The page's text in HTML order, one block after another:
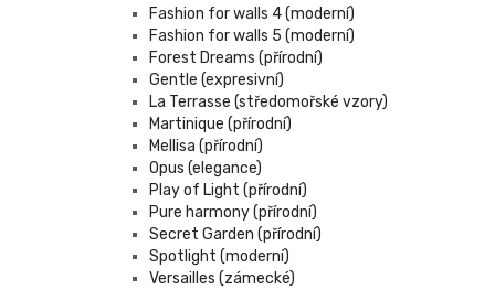
Fashion for walls 4 (moderní)
Fashion for walls 5 (moderní)
Forest Dreams (přírodní)
Gentle (expresivní)
La Terrasse (středomořské vzory)
Martinique (přírodní)
Mellisa (přírodní)
Opus (elegance)
Play of Light (přírodní)
Pure harmony (přírodní)
Secret Garden (přírodní)
Spotlight (moderní)
Versailles (zámecké)